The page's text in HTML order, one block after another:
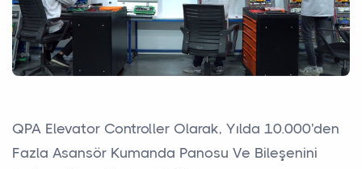
QPA Elevator Controller Olarak, Yılda 10.000'den
Fazla Asansör Kumanda Panosu Ve Bileşenini